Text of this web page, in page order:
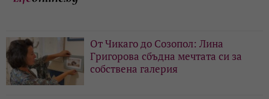
От Чикаго до Созопол: Лина
Григорова сбъдна мечтата си за
собствена галерия